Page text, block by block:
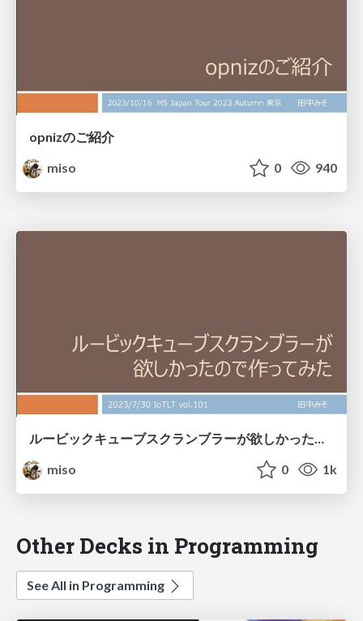
opnizのご紹介
miso
0 940
ルービックキューブスクランブラーが欲しかったので作ってみた
miso
0 1k
Other Decks in Programming
See All in Programming